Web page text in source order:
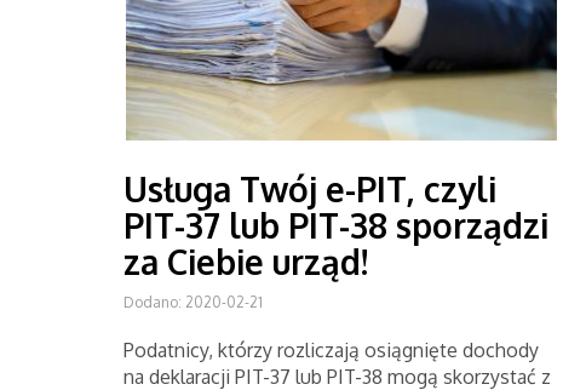
Usługa Twój e-PIT, czyli
PIT-37 lub PIT-38 sporządzi
za Ciebie urząd!
Dodano: 2020-02-21
Podatnicy, którzy rozliczają osiągnięte dochody
na deklaracji PIT-37 lub PIT-38 mogą skorzystać z